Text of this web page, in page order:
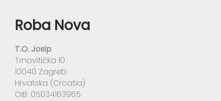
Roba Nova
T.O. Josip
Trnovitička 10
10040 Zagreb
Hrvatska (Croatia)
OIB: 05034163965